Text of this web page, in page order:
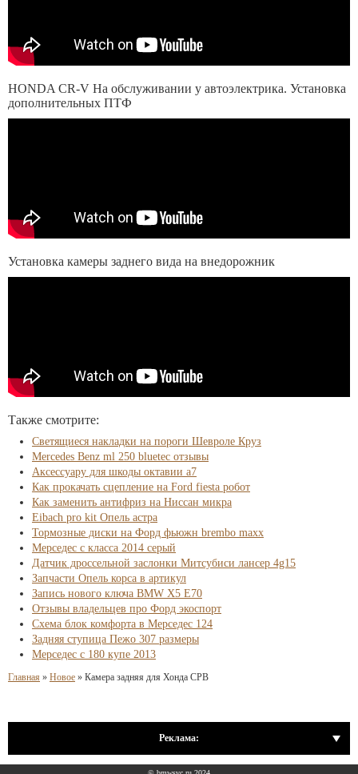
HONDA CR-V На обслуживании у автоэлектрика. Установка
дополнительных ПТФ
Установка камеры заднего вида на внедорожник
Также смотрите:
Светящиеся накладки на пороги Шевроле Круз
Mercedes Benz ml 250 bluetec отзывы
Аксессуару для шкоды октавии а7
Как прокачать сцепление на Ford fiesta робот
Как заменить антифриз на Ниссан микра
Eibach pro kit Опель астра
Тормозные диски на Форд фьюжн brembo maxx
Мерседес с класса 2014 серый
Датчик дроссельной заслонки Митсубиси лансер 4g15
Запчасти Опель корса в артикул
Запись нового ключа BMW X5 E70
Отзывы владельцев про Форд экоспорт
Схема блок комфорта в Мерседес 124
Задняя ступица Пежо 307 размеры
Мерседес с 180 купе 2013
Главная » Новое » Камера задняя для Хонда СРВ
Реклама: